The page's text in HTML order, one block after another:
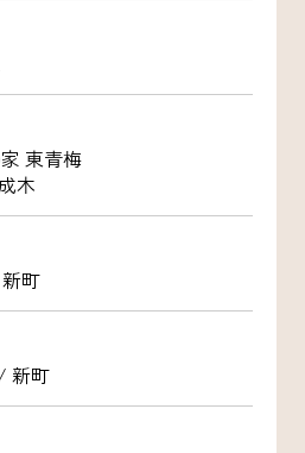
東青梅
木
町
新町